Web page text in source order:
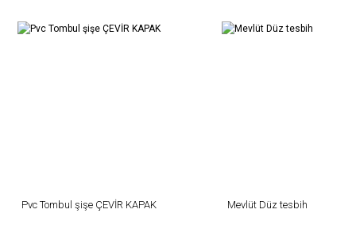
Pvc Tombul şişe ÇEVİR KAPAK Mevlüt Düz tesbih